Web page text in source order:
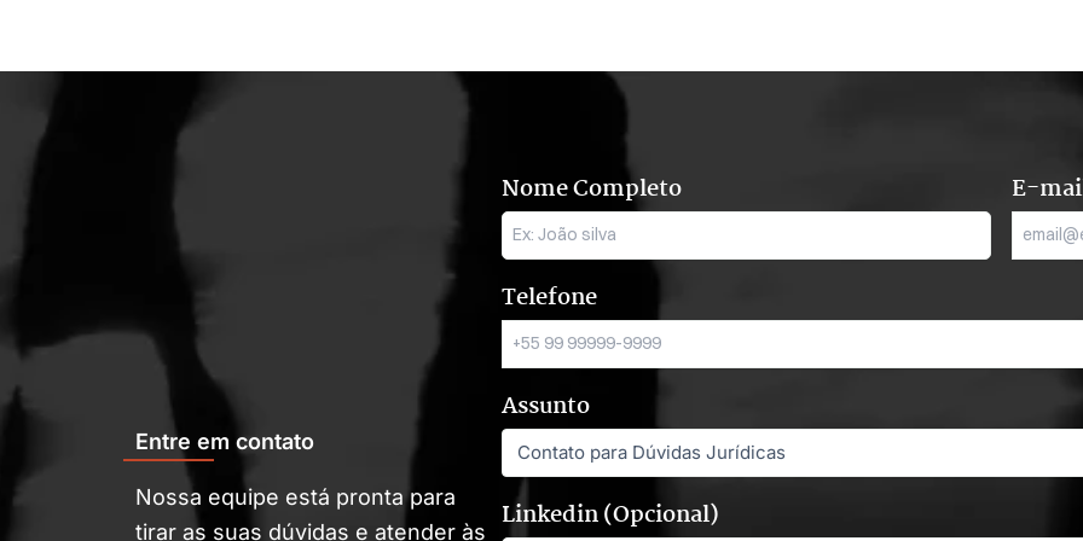
Entre em contato
Nossa equipe está pronta para
tirar as suas dúvidas e atender às
Nome Completo E-
Telefone
Assunto
Linkedin (Opcional)